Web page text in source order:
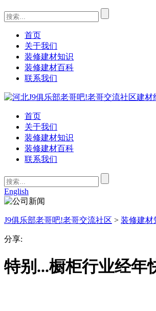
首页
关于我们
装修建材知识
装修建材百科
联系我们
首页
关于我们
装修建材知识
装修建材百科
联系我们
English
J9俱乐部老哥吧!老哥交流社区 > 装修建材
分享:
特别...橱柜行业经年